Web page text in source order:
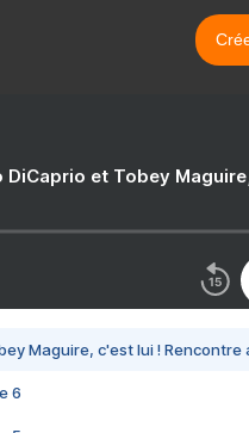
DiCaprio et Tobey
Maguire, c'est lui ! Rencontre
6